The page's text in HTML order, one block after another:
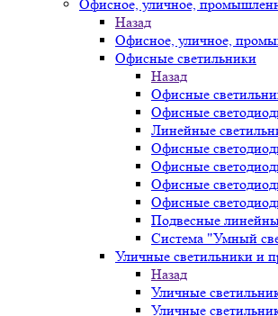
Офисное, уличное,
Назад
Офисное, уличное,
Офисные светильники
Назад
Офисные
Офисные
Линейные
Офисные
Офисные
Офисные
Офисные
Подвесные
Система "Умный
Уличные светильники и
Назад
Уличные
Уличные